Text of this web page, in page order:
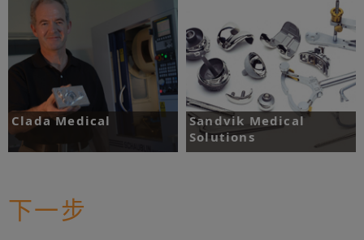
了解更多 了解更多
Clada Medical
Sandvik Medical
Solutions
下一步